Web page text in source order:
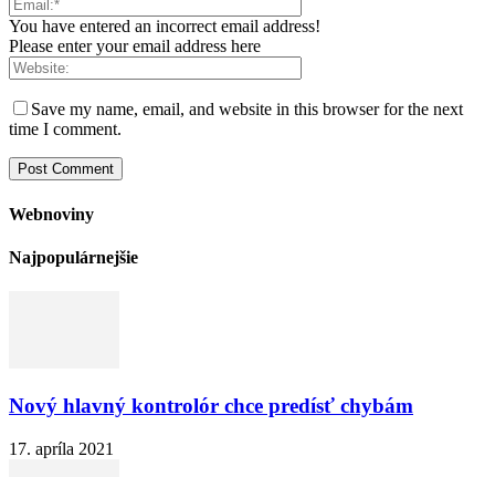
You have entered an incorrect email address!
Please enter your email address here
Save my name, email, and website in this browser for the next
time I comment.
Webnoviny
Najpopulárnejšie
Nový hlavný kontrolór chce predísť chybám
17. apríla 2021